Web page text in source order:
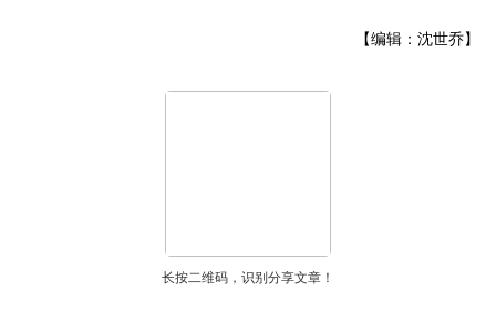
【编辑：沈世乔】
长按二维码，识别分享文章！